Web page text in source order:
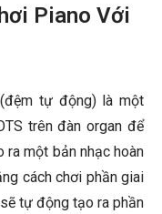
Piano Với
tự động) là một
trên đàn organ để
ra một bản nhạc hoàn
cách chơi phần giai
tự động tạo ra phần